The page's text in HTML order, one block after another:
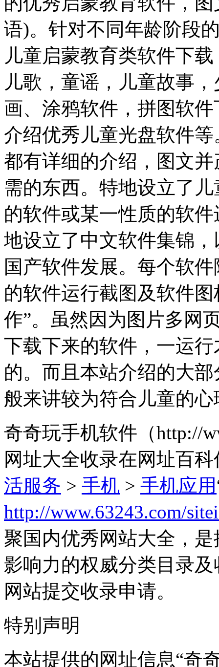
语)。针对不同年龄阶段
儿童启蒙教育类软件下
儿歌，童谣，儿童故事
画、涂鸦软件，拼图软
介绍优秀儿童光盘软件
都有详细的介绍，图文
需的东西。特地设立了
的软件或某一性质的软
地设立了中文软件集锦
国产软件发展。每个软
的软件运行截图及软件
作”。虽然因为图片多网
下载下来的软件，一运
的。而且本站介绍的大
般来讲较为符合儿童的
奇奇玩手机软件（http://
网址大全收录在网址百
活服务 > 手机 > 手机应用
http://www.63243.com/
聚国内优秀网站大全，
影响力的权威分类目录
网站提交收录申请。
特别声明
本站提供的网址信息“奇